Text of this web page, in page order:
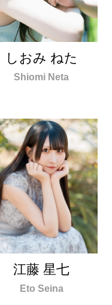
しおみ ねた
Shiomi Neta
江藤 星七
Eto Seina